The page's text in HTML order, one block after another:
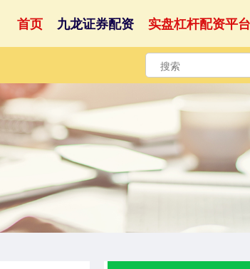
首页 九龙证券配资 实盘杠杆配资平台